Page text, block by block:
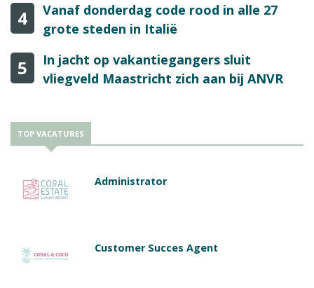
4
Vanaf donderdag code rood in alle 27
grote steden in Italië
5
In jacht op vakantiegangers sluit
vliegveld Maastricht zich aan bij ANVR
TOP VACATURES
Administrator
Customer Succes Agent